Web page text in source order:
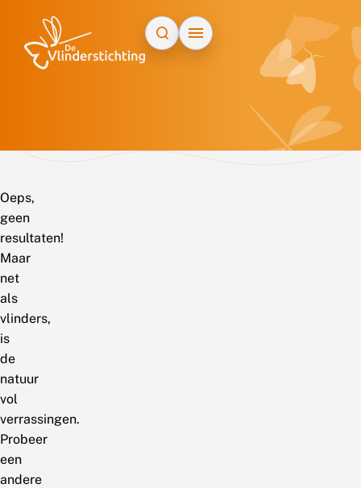
Oeps,
geen
resultaten!
Maar
net
als
vlinders,
is
de
natuur
vol
verrassingen.
Probeer
een
andere